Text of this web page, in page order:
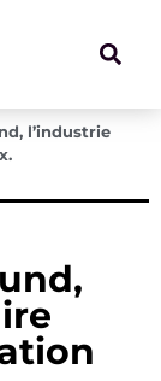
l’industrie